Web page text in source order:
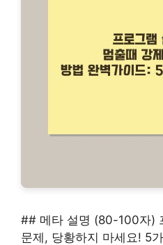
## 메타 설명 (80-100자)
문제, 당황하지 마세요! 5